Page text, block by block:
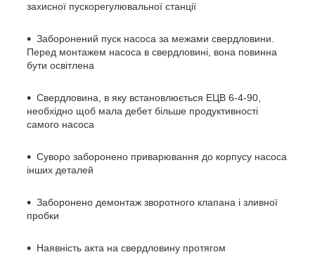
захисної пускорегулювальної станції
Заборонений пуск насоса за межами свердловини.
Перед монтажем насоса в свердловині, вона повинна
бути освітлена
Свердловина, в яку встановлюється ЕЦВ 6-4-90,
необхідно щоб мала дебет більше продуктивності
самого насоса
Суворо заборонено приварювання до корпусу насоса
інших деталей
Заборонено демонтаж зворотного клапана і зливної
пробки
Наявність акта на свердловину протягом